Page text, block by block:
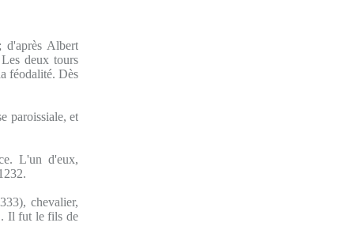
d'après Albert
deux tours
féodalité. Dès
paroissiale, et
L'un d'eux,
chevalier,
. Il fut le fils de